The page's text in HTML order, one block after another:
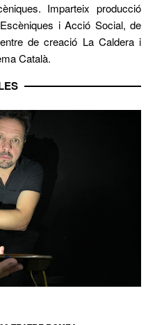
Imparteix producció
i Acció Social, de
de creació La Caldera i
Català.